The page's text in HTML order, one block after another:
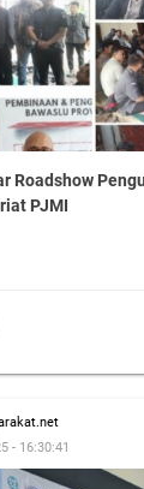
Roadshow
PJMI
- 16:30:41